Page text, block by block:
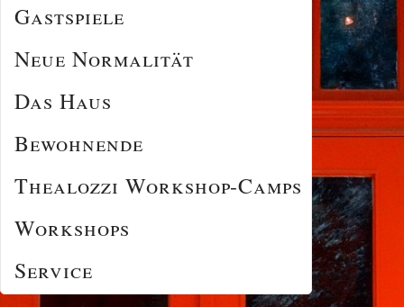
Gastspiele
Neue Normalität
Das Haus
Bewohnende
Thealozzi Workshop-Camps
Workshops
Service